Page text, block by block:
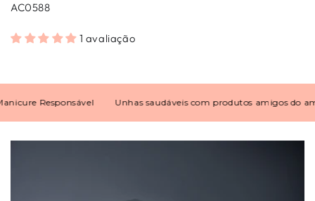
AC0588
1 avaliação
Responsável Unhas saudáveis com produtos amigos do